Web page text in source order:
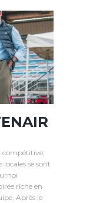
compétitive,
locales se sont
riche en
Après le